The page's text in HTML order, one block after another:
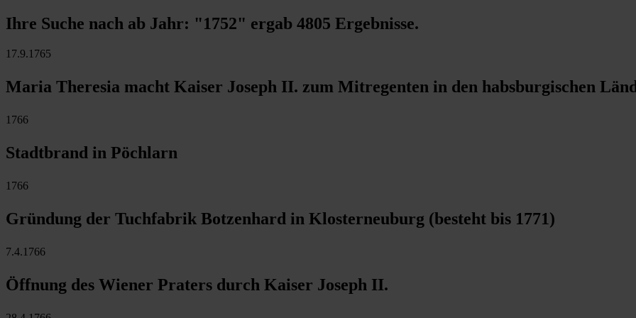
Ihre Suche nach ab Jahr: "1752" ergab 4805 Ergebnisse.
17.9.1765
Maria Theresia macht Kaiser Joseph II. zum Mitregenten in den habsburgischen
1766
Stadtbrand in Pöchlarn
1766
Gründung der Tuchfabrik Botzenhard in Klosterneuburg (besteht bis 1771)
7.4.1766
Öffnung des Wiener Praters durch Kaiser Joseph II.